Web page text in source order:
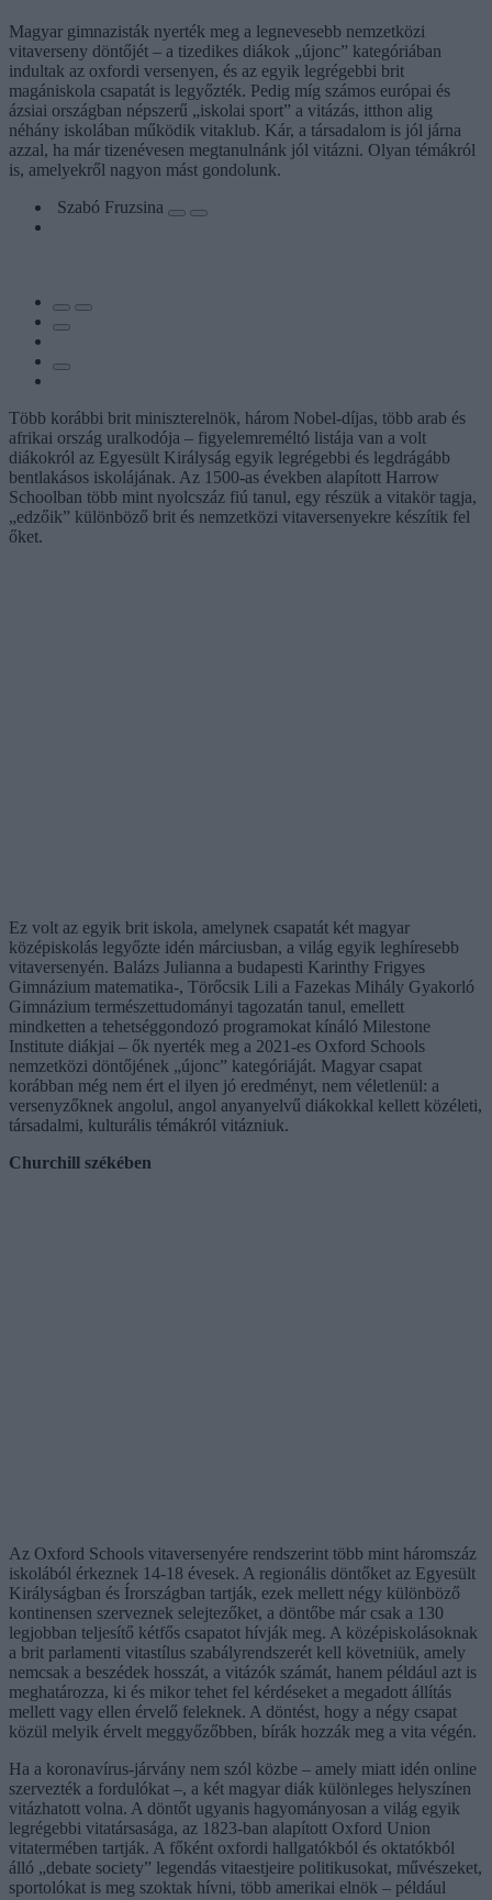
Magyar gimnazisták nyerték meg a legnevesebb nemzetközi
vitaverseny döntőjét – a tizedikes diákok „újonc” kategóriában
indultak az oxfordi versenyen, és az egyik legrégebbi brit
magániskola csapatát is legyőzték. Pedig míg számos európai és
ázsiai országban népszerű „iskolai sport” a vitázás, itthon alig
néhány iskolában működik vitaklub. Kár, a társadalom is jól járna
azzal, ha már tizenévesen megtanulnánk jól vitázni. Olyan témákról
is, amelyekről nagyon mást gondolunk.
Szabó Fruzsina
Több korábbi brit miniszterelnök, három Nobel-díjas, több arab és
afrikai ország uralkodója – figyelemreméltó listája van a volt
diákokról az Egyesült Királyság egyik legrégebbi és legdrágább
bentlakásos iskolájának. Az 1500-as években alapított Harrow
Schoolban több mint nyolcszáz fiú tanul, egy részük a vitakör tagja,
„edzőik” különböző brit és nemzetközi vitaversenyekre készítik fel
őket.
Ez volt az egyik brit iskola, amelynek csapatát két magyar
középiskolás legyőzte idén márciusban, a világ egyik leghíresebb
vitaversenyén. Balázs Julianna a budapesti Karinthy Frigyes
Gimnázium matematika-, Törőcsik Lili a Fazekas Mihály Gyakorló
Gimnázium természettudományi tagozatán tanul, emellett
mindketten a tehetséggondozó programokat kínáló Milestone
Institute diákjai – ők nyerték meg a 2021-es Oxford Schools
nemzetközi döntőjének „újonc” kategóriáját. Magyar csapat
korábban még nem ért el ilyen jó eredményt, nem véletlenül: a
versenyzőknek angolul, angol anyanyelvű diákokkal kellett közéleti,
társadalmi, kulturális témákról vitázniuk.
Churchill székében
Az Oxford Schools vitaversenyére rendszerint több mint háromszáz
iskolából érkeznek 14-18 évesek. A regionális döntőket az Egyesült
Királyságban és Írországban tartják, ezek mellett négy különböző
kontinensen szerveznek selejtezőket, a döntőbe már csak a 130
legjobban teljesítő kétfős csapatot hívják meg. A középiskolásoknak
a brit parlamenti vitastílus szabályrendszerét kell követniük, amely
nemcsak a beszédek hosszát, a vitázók számát, hanem például azt is
meghatározza, ki és mikor tehet fel kérdéseket a megadott állítás
mellett vagy ellen érvelő feleknek. A döntést, hogy a négy csapat
közül melyik érvelt meggyőzőbben, bírák hozzák meg a vita végén.
Ha a koronavírus-járvány nem szól közbe – amely miatt idén online
szervezték a fordulókat –, a két magyar diák különleges helyszínen
vitázhatott volna. A döntőt ugyanis hagyományosan a világ egyik
legrégebbi vitatársasága, az 1823-ban alapított Oxford Union
vitatermében tartják. A főként oxfordi hallgatókból és oktatókból
álló „debate society” legendás vitaestjeire politikusokat, művészeket,
sportolókat is meg szoktak hívni, több amerikai elnök – például